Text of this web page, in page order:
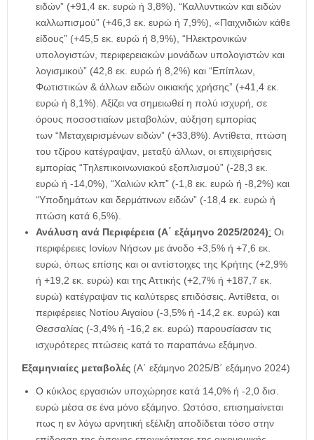
ειδών” (+91,4 εκ. ευρώ ή 3,8%), “Καλλυντικών και ειδών
καλλωπισμού” (+46,3 εκ. ευρώ ή 7,9%), «Παιχνιδιών κάθε
είδους” (+45,5 εκ. ευρώ ή 8,9%), “Ηλεκτρονικών
υπολογιστών, περιφερειακών μονάδων υπολογιστών και
λογισμικού” (42,8 εκ. ευρώ ή 8,2%) και “Επίπλων,
Φωτιστικών & άλλων ειδών οικιακής χρήσης” (+41,4 εκ.
ευρώ ή 8,1%). Αξίζει να σημειωθεί η πολύ ισχυρή, σε
όρους ποσοστιαίων μεταβολών, αύξηση εμπορίας
των “Μεταχειρισμένων ειδών” (+33,8%). Αντίθετα, πτώση
του τζίρου κατέγραψαν, μεταξύ άλλων, οι επιχειρήσεις
εμπορίας “Τηλεπικοινωνιακού εξοπλισμού” (-28,3 εκ.
ευρώ ή -14,0%), “Χαλιών κλπ” (-1,8 εκ. ευρώ ή -8,2%) και
“Υποδημάτων και δερμάτινων ειδών” (-18,4 εκ. ευρώ ή
πτώση κατά 6,5%).
Ανάλυση ανά Περιφέρεια (Α΄ εξάμηνο 2025/2024): Οι
περιφέρειες Ιονίων Νήσων με άνοδο +3,5% ή +7,6 εκ.
ευρώ, όπως επίσης και οι αντίστοιχες της Κρήτης (+2,9%
ή +19,2 εκ. ευρώ) και της Αττικής (+2,7% ή +187,7 εκ.
ευρώ) κατέγραψαν τις καλύτερες επιδόσεις. Αντίθετα, οι
περιφέρειες Νοτίου Αιγαίου (-3,5% ή -14,2 εκ. ευρώ) και
Θεσσαλίας (-3,4% ή -16,2 εκ. ευρώ) παρουσίασαν τις
ισχυρότερες πτώσεις κατά το παραπάνω εξάμηνο.
Εξαμηνιαίες μεταβολές (Α΄ εξάμηνο 2025/Β΄ εξάμηνο 2024)
Ο κύκλος εργασιών υποχώρησε κατά 14,0% ή -2,0 δισ.
ευρώ μέσα σε ένα μόνο εξάμηνο. Ωστόσο, επισημαίνεται
πως η εν λόγω αρνητική εξέλιξη αποδίδεται τόσο στην